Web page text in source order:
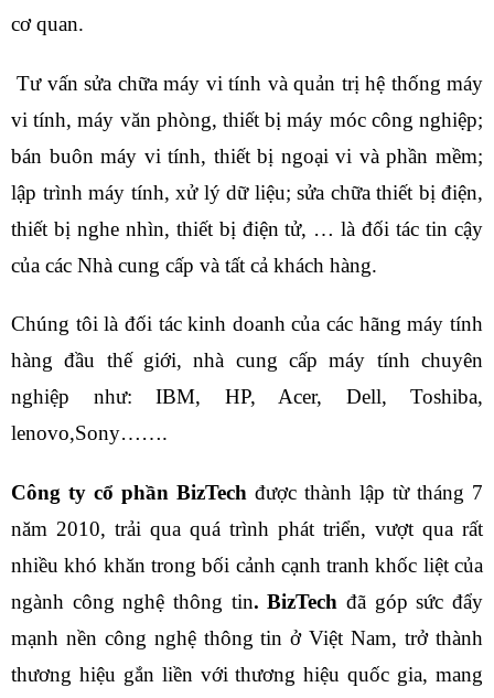
cơ quan.
Tư vấn sửa chữa máy vi tính và quản trị hệ thống máy
vi tính, máy văn phòng, thiết bị máy móc công nghiệp;
bán buôn máy vi tính, thiết bị ngoại vi và phần mềm;
lập trình máy tính, xử lý dữ liệu; sửa chữa thiết bị điện,
thiết bị nghe nhìn, thiết bị điện tử, … là đối tác tin cậy
của các Nhà cung cấp và tất cả khách hàng.
Chúng tôi là đối tác kinh doanh của các hãng máy tính
hàng đầu thế giới, nhà cung cấp máy tính chuyên
nghiệp như: IBM, HP, Acer, Dell, Toshiba,
lenovo,Sony…….
Công ty cổ phần BizTech được thành lập từ tháng 7
năm 2010, trải qua quá trình phát triển, vượt qua rất
nhiều khó khăn trong bối cảnh cạnh tranh khốc liệt của
ngành công nghệ thông tin. BizTech đã góp sức đẩy
mạnh nền công nghệ thông tin ở Việt Nam, trở thành
thương hiệu gắn liền với thương hiệu quốc gia, mang